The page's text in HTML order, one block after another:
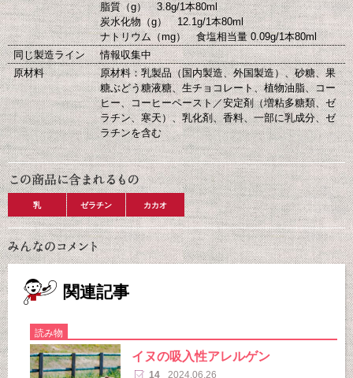
脂質（g） 3.8g/1本80ml
炭水化物（g） 12.1g/1本80ml
ナトリウム（mg） 食塩相当量 0.09g/1本80ml
同じ製造ライン
情報収集中
原材料
原材料：乳製品（国内製造、外国製造）、砂糖、果
糖ぶどう糖液糖、生チョコレート、植物油脂、コー
ヒー、コーヒーペースト／安定剤（増粘多糖類、ゼ
ラチン、寒天）、乳化剤、香料、一部に乳成分、ゼ
ラチンを含む
乳 ゼラチン カカオ
関連記事
読み物
イヌの吸入性アレルゲン
14 2024.06.26